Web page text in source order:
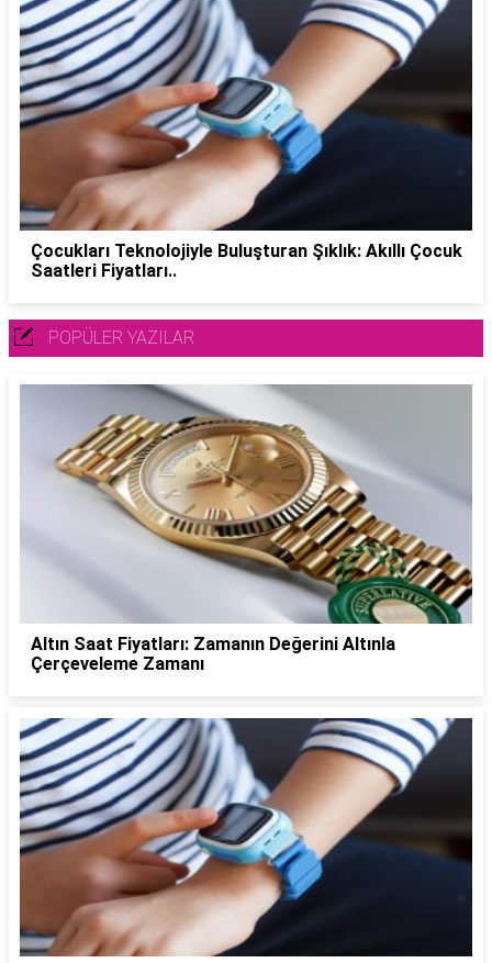
Çocukları Teknolojiyle Buluşturan Şıklık: Akıllı Çocuk
Saatleri Fiyatları..
POPÜLER YAZILAR
Altın Saat Fiyatları: Zamanın Değerini Altınla
Çerçeveleme Zamanı